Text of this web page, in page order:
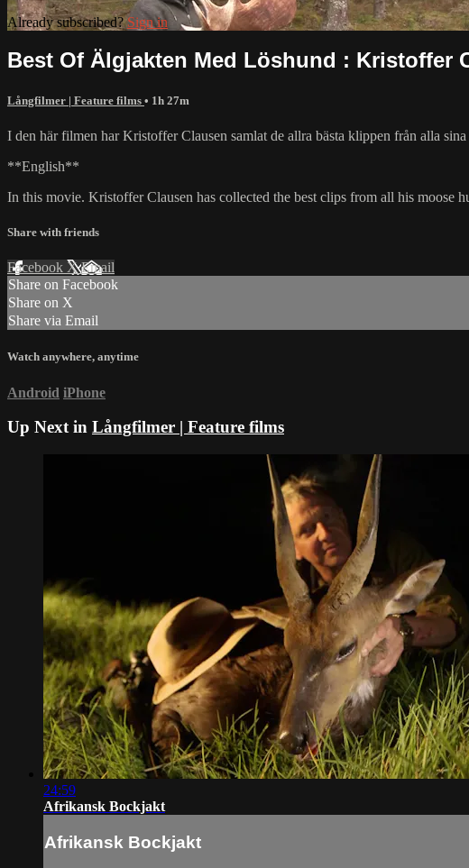
Already subscribed?Sign in
Best Of Älgjakten Med Löshund : Kristoffer
Långfilmer | Feature films • 1h 27m
I den här filmen har Kristoffer Clausen samlat de allra bästa klippen från alla
**English**
In this movie. Kristoffer Clausen has collected the best clips from all his moose
Share with friends
Facebook XEmail
Share on Facebook
Share on X
Share via Email
Watch anywhere, anytime
Android iPhone
Up Next in Långfilmer | Feature films
24:59
Afrikansk Bockjakt
Afrikansk Bockjakt